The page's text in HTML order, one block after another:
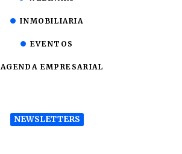
INMOBILIARIA
EVENTOS
AGENDA EMPRESARIAL
NEWSLETTERS